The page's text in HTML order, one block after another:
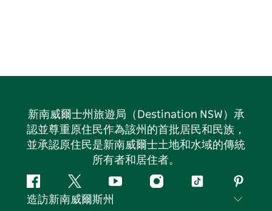
新南威爾士州旅遊局（Destination NSW）承
認並尊重原住民作為該州的首批居民和民族，
並承認原住民是新南威爾士土地和水域的傳統
所有者和居住者。
Facebook嘰
嘰
Youtube Instagram
抖
造訪新南威爾斯州